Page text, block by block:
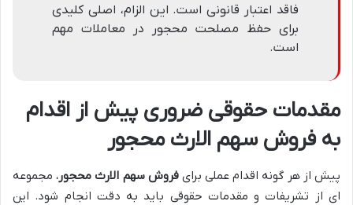
فاقد اعتبار قانونی است. این الزام، اصلی کلیدی
برای حفظ مصلحت محجور در معاملات مهم
است.
مقدمات حقوقی ضروری پیش از اقدام
به فروش سهم الارث محجور
پیش از هر گونه اقدام عملی برایفروش سهم الارث محجور، مجموعه
ای از تشریفات و مقدمات حقوقی باید به دقت انجام شود. این